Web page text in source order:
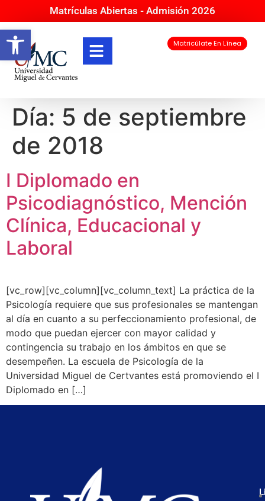
Abrir barra de herramientas
Matrículas Abiertas - Admisión 2026
Matricúlate En Línea
Día: 5 de septiembre
de 2018
I Diplomado en
Psicodiagnóstico, Mención
Clínica, Educacional y
Laboral
[vc_row][vc_column][vc_column_text] La práctica de la
Psicología requiere que sus profesionales se mantengan
al día en cuanto a su perfeccionamiento profesional, de
modo que puedan ejercer con mayor calidad y
contingencia su trabajo en los ámbitos en que se
desempeñen. La escuela de Psicología de la
Universidad Miguel de Certvantes está promoviendo el I
Diplomado en […]